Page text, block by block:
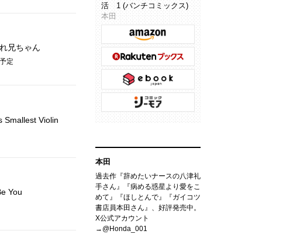
兄ちゃん
定
Violin
You
活 1 (バンチコミックス)
本田
本田
過去作『辞めたいナースの八津礼
手さん』『病める惑星より愛をこ
めて』『ほしとんで』『ガイコツ
書店員本田さん』、好評発売中。
X公式アカウント
→@Honda_001